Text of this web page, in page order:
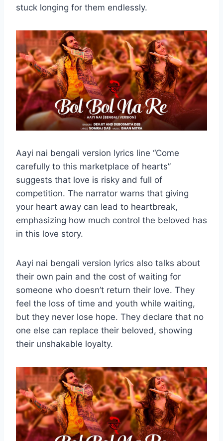
stuck longing for them endlessly.
Aayi nai bengali version lyrics line “Come
carefully to this marketplace of hearts”
suggests that love is risky and full of
competition. The narrator warns that giving
your heart away can lead to heartbreak,
emphasizing how much control the beloved has
in this love story.
Aayi nai bengali version lyrics also talks about
their own pain and the cost of waiting for
someone who doesn’t return their love. They
feel the loss of time and youth while waiting,
but they never lose hope. They declare that no
one else can replace their beloved, showing
their unshakable loyalty.